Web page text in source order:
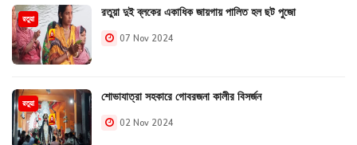
রতুয়া রতুয়া দুই ব্লকের একাধিক জায়গায় পালিত হল ছট পুজো
07 Nov 2024
রতুয়া শোভাযাত্রা সহকারে গোবরজনা কালীর বিসর্জন
02 Nov 2024